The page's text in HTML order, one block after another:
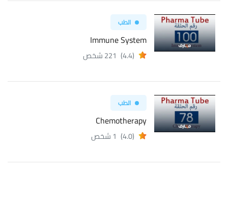
الطب
Immune System
(4.4) 221 شخص
الطب
Chemotherapy
(4.0) 1 شخص